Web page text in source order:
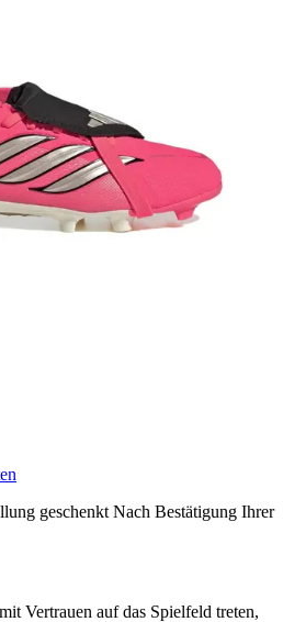
geschenkt Nach Bestätigung Ihrer
Vertrauen auf das Spielfeld treten,